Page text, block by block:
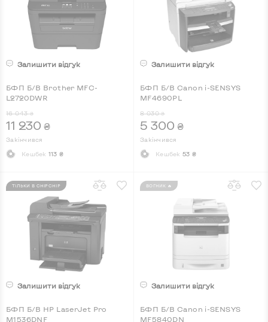
Залишити відгук
БФП Б/В Brother MFC-
L2720DWR
16 043 ₴
11 230 ₴
Закінчився
Кешбек 113 ₴
Залишити відгук
БФП Б/В Canon i-SENSYS
MF4690PL
8 030 ₴
5 300 ₴
Закінчився
Кешбек 53 ₴
ТІЛЬКИ В CHIPCHIP
Залишити відгук
БФП Б/В HP LaserJet Pro
M1536DNF
ВОГНИК 🔥
Залишити відгук
БФП Б/В Canon i-SENSYS
MF5840DN